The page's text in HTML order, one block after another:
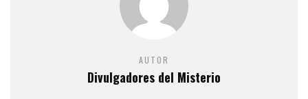
AUTOR
Divulgadores del Misterio